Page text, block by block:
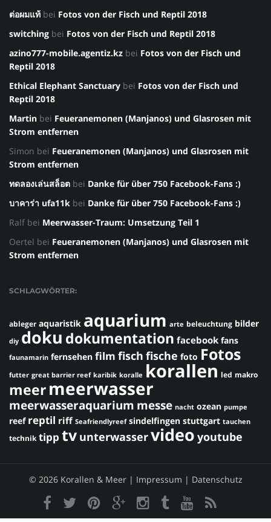
ต่อผมแท้ bei Fotos von der Fisch und Reptil 2018
switching bei Fotos von der Fisch und Reptil 2018
azino777-mobile.agentiz.kz bei Fotos von der Fisch und
Reptil 2018
Ethical Elephant Sanctuary bei Fotos von der Fisch und
Reptil 2018
Martin bei Feueranemonen (Manjanos) und Glasrosen mit
Strom entfernen
Simon bei Feueranemonen (Manjanos) und Glasrosen mit
Strom entfernen
ทดลองเล่นสล็อต bei Danke für über 750 Facebook-Fans :)
บาคาร่า ufa11k bei Danke für über 750 Facebook-Fans :)
Ralf bei Meerwasser-Traum: Umsetzung Teil 1
Oertel bei Feueranemonen (Manjanos) und Glasrosen mit
Strom entfernen
SCHLAGWÖRTER:
ableger aquaristik aquarium arte beleuchtung bilder
diy doku dokumentation facebook fans
faunamarin fernsehen film fisch fische foto Fotos
futter great barrier reef karibik koralle korallen led makro
meermeerwasser
meerwasseraquarium messe nacht ozean pumpe
reef reptil riff Seafriendlyreef sindelfingen stuttgart tauchen
technik tipp tv unterwasservideo youtube
© 2026 Korallen & Meer | Impressum | Datenschutz